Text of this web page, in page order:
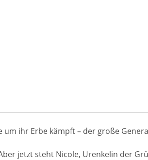
um ihr Erbe kämpft – der große
jetzt steht Nicole, Urenkelin der